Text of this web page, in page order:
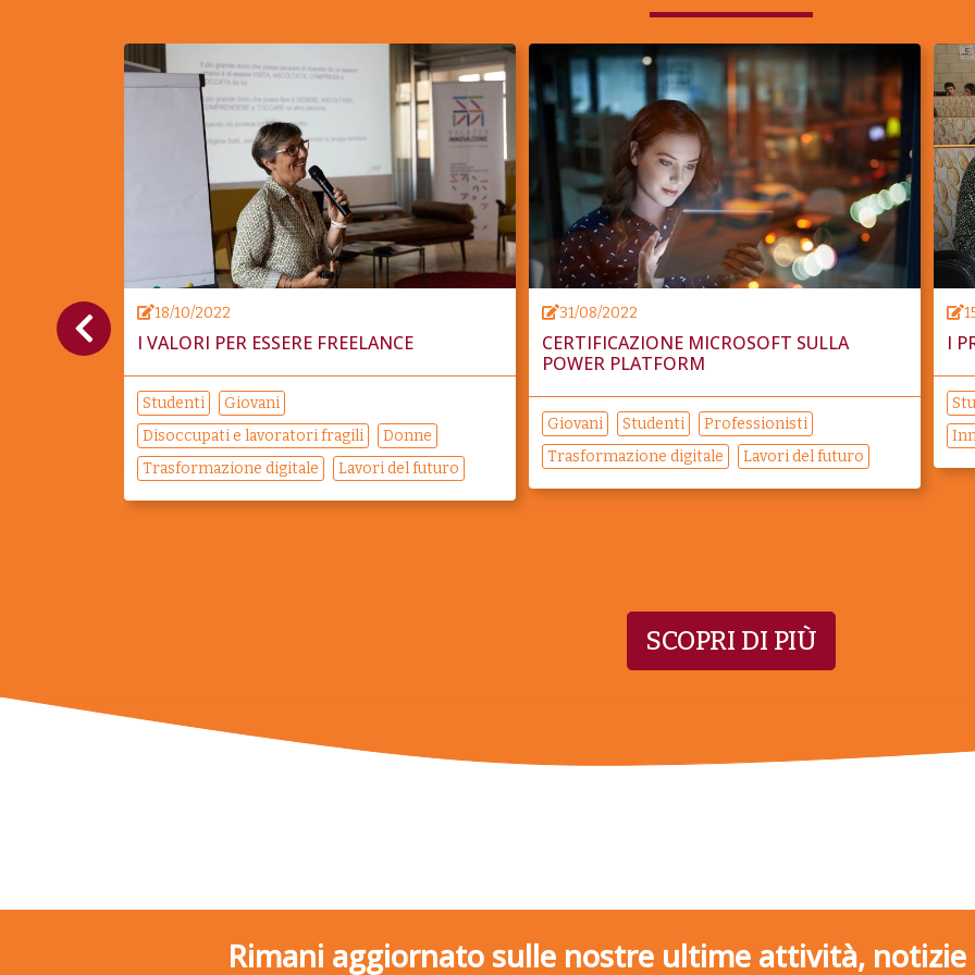
18/10/2022
I VALORI PER ESSERE FREELANCE
Studenti
Giovani
Disoccupati e lavoratori fragili
Donne
Trasformazione digitale
Lavori del futuro
31/08/2022
CERTIFICAZIONE MICROSOFT SULLA
POWER PLATFORM
Giovani Studenti
Professionisti
Trasformazione digitale
Lavori del futuro
I
SCOPRI DI PIÙ
Rimani aggiornato sulle nostre ultime attività, notizie